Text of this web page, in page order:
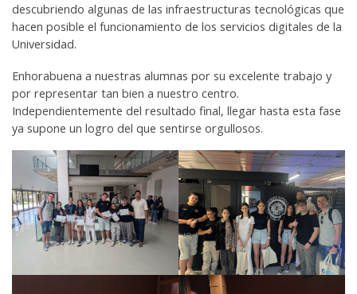
descubriendo algunas de las infraestructuras tecnológicas que
hacen posible el funcionamiento de los servicios digitales de la
Universidad.
Enhorabuena a nuestras alumnas por su excelente trabajo y
por representar tan bien a nuestro centro.
Independientemente del resultado final, llegar hasta esta fase
ya supone un logro del que sentirse orgullosos.